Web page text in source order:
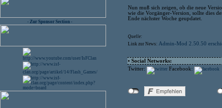
- Zur Sponsor Section -
Nun muß sich zeigen, ob die neue
wie die Vorgänger-Version, sollte dies
Ende nächster Woche geupdatet.
Quelle:
Link zur News: Admin-Mod 2.50.50
• Social Networks:
Twitter:
Facebook: